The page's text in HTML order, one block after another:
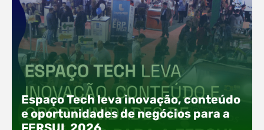
Com o objetivo de impulsionar a produtividade, a
presença digital e a gestão nas empresas do
Alto Vale, o Núcleo de Tecnologia da Informação
(NIAVI), Polo ACATE-ACIRS, realiza a edição
Espaço Tech leva inovação, conteúdo
e oportunidades de negócios para a